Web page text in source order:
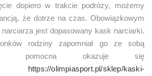
dopiero w trakcie podróży, możemy
że dotrze na czas. Obowiązkowym
jest dopasowany kask narciarki.
rodziny zapomniał go ze sobą
pomocna okazuje się
https://olimpiasport.pl/sklep/kaski-